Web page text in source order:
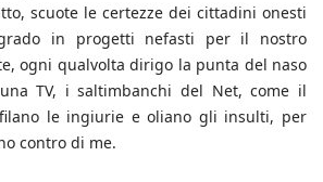
scuote le certezze dei cittadini onesti
in progetti nefasti per il nostro
ogni qualvolta dirigo la punta del naso
TV, i saltimbanchi del Net, come il
le ingiurie e oliano gli insulti, per
contro di me.